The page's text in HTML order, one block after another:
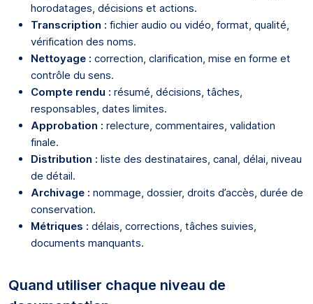
horodatages, décisions et actions.
Transcription : fichier audio ou vidéo, format, qualité,
vérification des noms.
Nettoyage : correction, clarification, mise en forme et
contrôle du sens.
Compte rendu : résumé, décisions, tâches,
responsables, dates limites.
Approbation : relecture, commentaires, validation
finale.
Distribution : liste des destinataires, canal, délai, niveau
de détail.
Archivage : nommage, dossier, droits d’accès, durée de
conservation.
Métriques : délais, corrections, tâches suivies,
documents manquants.
Quand utiliser chaque niveau de